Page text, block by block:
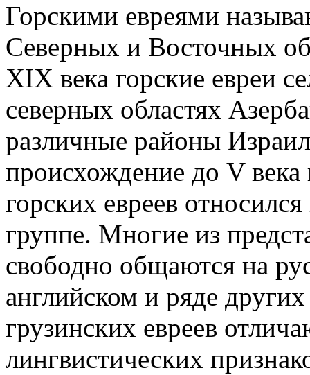
Горскими евреями
Северных и Восточных
XIX века горские евреи
северных областях
различные районы
происхождение до V
горских евреев
группе. Многие из
свободно общаются на
английском и ряде
грузинских евреев
лингвистических